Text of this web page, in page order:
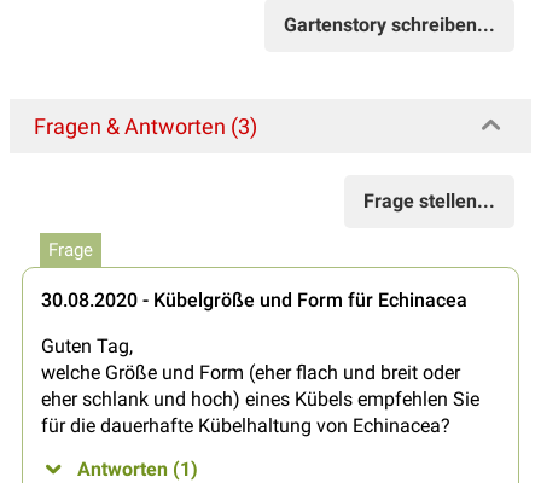
Gartenstory schreiben...
Fragen & Antworten (3)
Frage stellen...
Frage
30.08.2020 - Kübelgröße und Form für Echinacea
Guten Tag,
welche Größe und Form (eher flach und breit oder
eher schlank und hoch) eines Kübels empfehlen Sie
für die dauerhafte Kübelhaltung von Echinacea?
Antworten (1)